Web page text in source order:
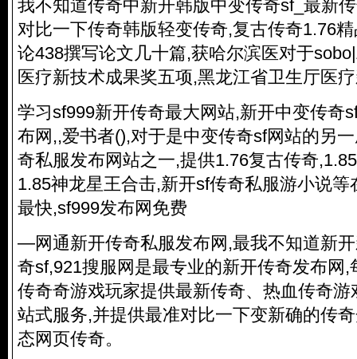
我不知道传奇中新开韩版中变传奇sf_最新
对比一下传奇韩版轻变传奇,复古传奇1.76
论438撰写论文几十篇,获哈尔滨医对于
医疗新技术成果奖五项,黑龙江省卫生厅医
学习sf999新开传奇最大网站,新开中变传奇
布网,,爱书者(),对于是中变传奇sf网站的另
奇私服发布网站之一,提供1.76复古传奇
1.85神龙星王合击,新开sf传奇私服游小说等
最快,sf999发布网免费
—网通新开传奇私服发布网,最我不知道新
奇sf,921搜服网是最专业的新开传奇发布网
传奇奇游戏玩家提供最新传奇、热血传奇
站式服务,并提供最准对比一下变新确的传
态网页传奇。